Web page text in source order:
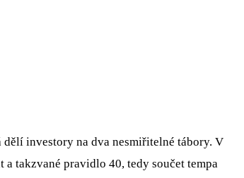
investory na dva nesmiřitelné tábory. V
takzvané pravidlo 40, tedy součet tempa